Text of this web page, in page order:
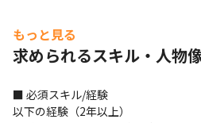
・開発手法はプロジェクトにより異な
・コミュニケーションツールとして
＜研修に関して＞
・経験者に関しては基本的にOJTで業
もっと見る
求められるスキル・人物
■ 必須スキル/経験
以下の経験（2年以上）